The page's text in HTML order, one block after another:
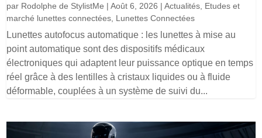
par Rodolphe de StylistMe |Août 6, 2026 |Actualités Etudes et
marché lunettes connectées Lunettes Connectées
Lunettes autofocus automatique : les lunettes à mise au
point automatique sont des dispositifs médicaux
électroniques qui adaptent leur puissance optique en temps
réel grâce à des lentilles à cristaux liquides ou à fluide
déformable, couplées à un système de suivi du...